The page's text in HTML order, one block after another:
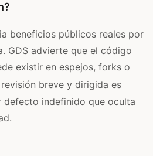
beneficios públicos reales por
GDS advierte que el código
existir en espejos, forks o
revisión breve y dirigida es
defecto indefinido que oculta